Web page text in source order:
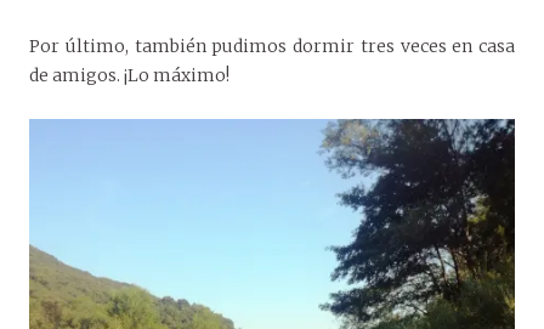
Por último, también pudimos dormir tres veces en casa
de amigos. ¡Lo máximo!